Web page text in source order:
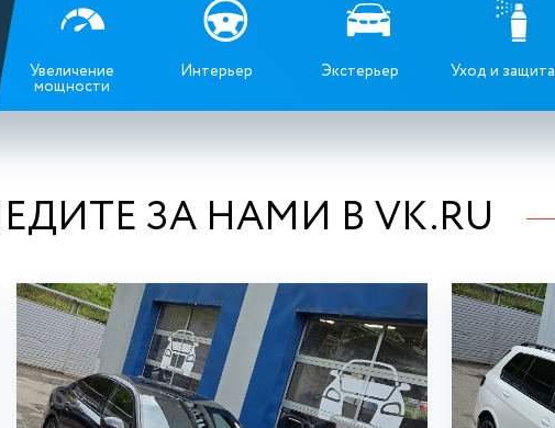
Увеличение
мощности
Интерьер Экстерьер Уход и защита
ЗА НАМИ В VK.RU